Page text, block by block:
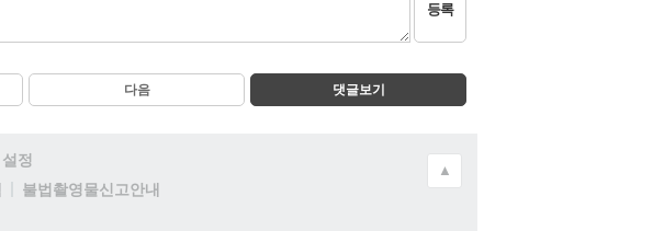
등록
다음 댓글보기
설정
불법촬영물신고안내
▲